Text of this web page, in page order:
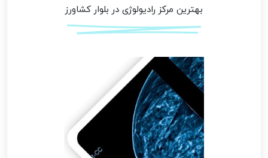
بهترین مرکز رادیولوژی در بلوار کشاورز